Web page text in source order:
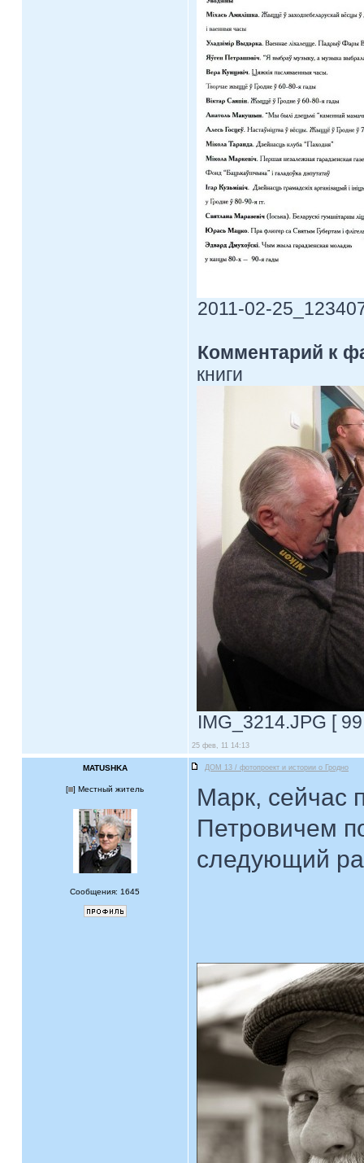
2011-02-
Комментарий к
книги
IMG_3214.JPG [
25 фев, 11 14:13
MATUSHKA ДОМ 13 / фотопроект и истории о Гродно
[ ] Местный житель
Сообщения: 1645
Марк, сейчас
Петровичем
следующий